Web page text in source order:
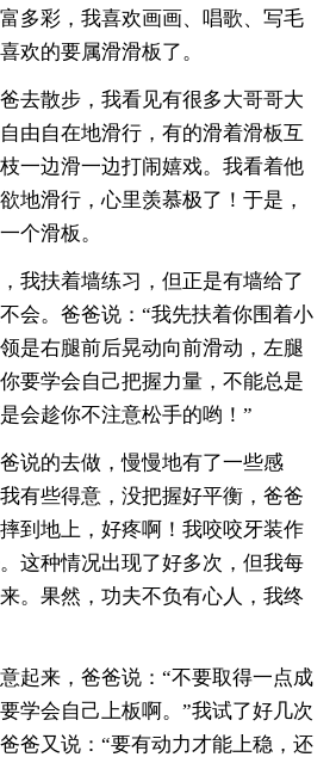
多彩，我喜欢画画、唱歌、写毛
的要属滑滑板了。
去散步，我看见有很多大哥哥大
由自在地滑行，有的滑着滑板互
一边滑一边打闹嬉戏。我看着他
地滑行，心里羡慕极了！于是，
个滑板。
我扶着墙练习，但正是有墙给了
会。爸爸说：“我先扶着你围着小
是右腿前后晃动向前滑动，左腿
要学会自己把握力量，不能总是
会趁你不注意松手的哟！”
说的去做，慢慢地有了一些感
有些得意，没把握好平衡，爸爸
到地上，好疼啊！我咬咬牙装作
这种情况出现了好多次，但我每
。果然，功夫不负有心人，我终
起来，爸爸说：“不要取得一点成
学会自己上板啊。”我试了好几次
爸又说：“要有动力才能上稳，还